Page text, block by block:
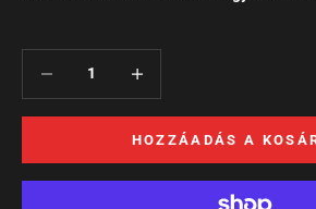
HOZZÁADÁS A